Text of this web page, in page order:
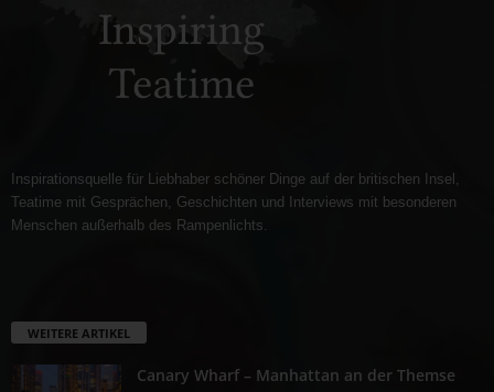
Inspirationsquelle für Liebhaber schöner Dinge auf der britischen Insel,
Teatime mit Gesprächen, Geschichten und Interviews mit besonderen
Menschen außerhalb des Rampenlichts.
WEITERE ARTIKEL
Canary Wharf – Manhattan an der Themse